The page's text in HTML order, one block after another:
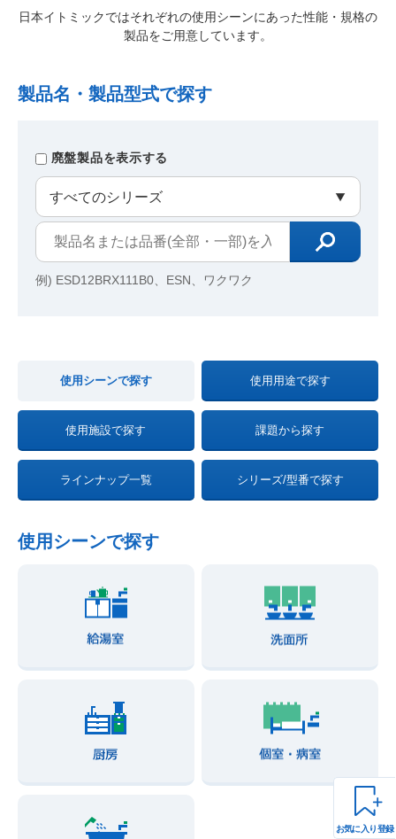
お気に入り登録
日本イトミックではそれぞれの使用シーンにあった性能・規格の
製品をご用意しています。
製品名・製品型式で探す
廃盤製品を表示する
例) ESD12BRX111B0、ESN、ワクワク
使用シーンで探す 使用用途で探す
使用施設で探す 課題から探す
ラインナップ一覧 シリーズ/型番で探す
使用シーンで探す